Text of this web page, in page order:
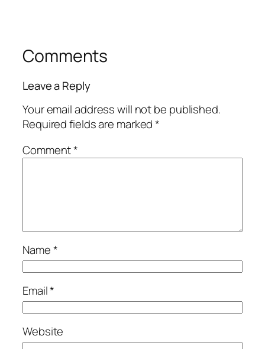
Comments
Leave a Reply
Your email address will not be published.
Required fields are marked*
Comment*
Name*
Email*
Website